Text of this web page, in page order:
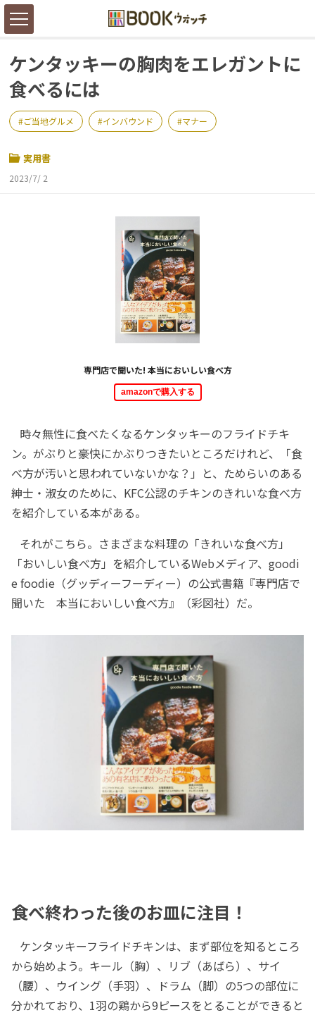
ケンタッキーの胸肉をエレガントに
食べるには
ご当地グルメ インバウンド マナー
実用書
2023/7/ 2
専門店で聞いた! 本当においしい食べ方
amazonで購入する
時々無性に食べたくなるケンタッキーのフライドチキ
ン。がぶりと豪快にかぶりつきたいところだけれど、「食
べ方が汚いと思われていないかな？」と、ためらいのある
紳士・淑女のために、KFC公認のチキンのきれいな食べ方
を紹介している本がある。
それがこちら。さまざまな料理の「きれいな食べ方」
「おいしい食べ方」を紹介しているWebメディア、goodi
e foodie（グッディーフーディー）の公式書籍『専門店で
聞いた 本当においしい食べ方』（彩図社）だ。
食べ終わった後のお皿に注目！
ケンタッキーフライドチキンは、まず部位を知るところ
から始めよう。キール（胸）、リブ（あばら）、サイ
（腰）、ウイング（手羽）、ドラム（脚）の5つの部位に
分かれており、1羽の鶏から9ピースをとることができると